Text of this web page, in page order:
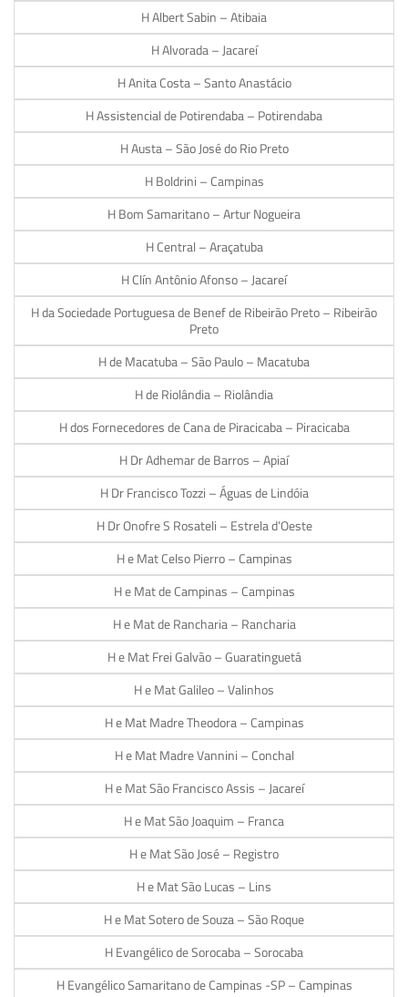
H Albert Sabin – Atibaia
H Alvorada – Jacareí
H Anita Costa – Santo Anastácio
H Assistencial de Potirendaba – Potirendaba
H Austa – São José do Rio Preto
H Boldrini – Campinas
H Bom Samaritano – Artur Nogueira
H Central – Araçatuba
H Clín Antônio Afonso – Jacareí
H da Sociedade Portuguesa de Benef de Ribeirão Preto – Ribeirão
Preto
H de Macatuba – São Paulo – Macatuba
H de Riolândia – Riolândia
H dos Fornecedores de Cana de Piracicaba – Piracicaba
H Dr Adhemar de Barros – Apiaí
H Dr Francisco Tozzi – Águas de Lindóia
H Dr Onofre S Rosateli – Estrela d’Oeste
H e Mat Celso Pierro – Campinas
H e Mat de Campinas – Campinas
H e Mat de Rancharia – Rancharia
H e Mat Frei Galvão – Guaratinguetá
H e Mat Galileo – Valinhos
H e Mat Madre Theodora – Campinas
H e Mat Madre Vannini – Conchal
H e Mat São Francisco Assis – Jacareí
H e Mat São Joaquim – Franca
H e Mat São José – Registro
H e Mat São Lucas – Lins
H e Mat Sotero de Souza – São Roque
H Evangélico de Sorocaba – Sorocaba
H Evangélico Samaritano de Campinas -SP – Campinas